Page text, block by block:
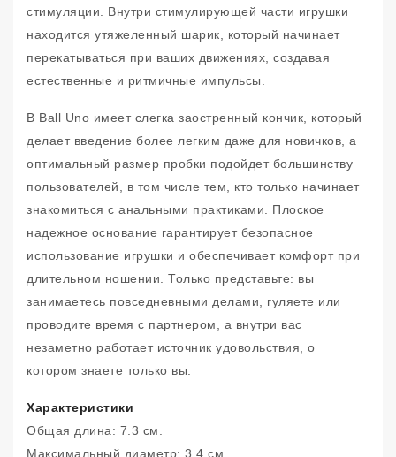
стимуляции. Внутри стимулирующей части игрушки
находится утяжеленный шарик, который начинает
перекатываться при ваших движениях, создавая
естественные и ритмичные импульсы.
B Ball Uno имеет слегка заостренный кончик, который
делает введение более легким даже для новичков, а
оптимальный размер пробки подойдет большинству
пользователей, в том числе тем, кто только начинает
знакомиться с анальными практиками. Плоское
надежное основание гарантирует безопасное
использование игрушки и обеспечивает комфорт при
длительном ношении. Только представьте: вы
занимаетесь повседневными делами, гуляете или
проводите время с партнером, а внутри вас
незаметно работает источник удовольствия, о
котором знаете только вы.
Характеристики
Общая длина: 7.3 см.
Максимальный диаметр: 3.4 см.